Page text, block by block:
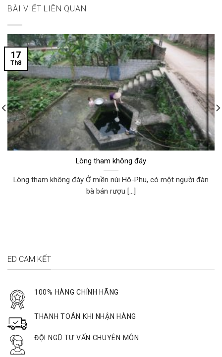
BÀI VIẾT LIÊN QUAN
Lòng tham không đáy
Lòng tham không đáy Ở miền núi Hô-Phu, có một người đàn
bà bán rượu [...]
17
Th8
ED CAM KẾT
100% HÀNG CHÍNH HÃNG
THANH TOÁN KHI NHẬN HÀNG
ĐỘI NGŨ TƯ VẤN CHUYÊN MÔN